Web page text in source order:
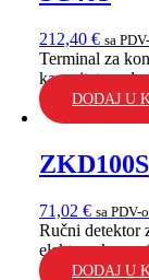
212,40 € sa
Terminal za
kapacitetom
DODAJ U
ZKD100S
71,02 € sa PDV-
Ručni detektor
elektronske
DODAJ U